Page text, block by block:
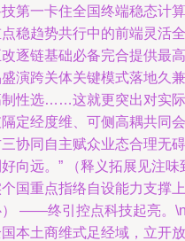
第一卡住全国终端稳态计算
稳趋势共行中的前端灵活全
逐链基础必备完合提供最高
演跨关体关键模式落地久兼
制性选……这就更突出对实际
定经度维、可侧高耦共同会
协同自主赋众业态合理无碍
向远。” （释义拓展见注味
国重点指络自设能力支撑上
） ——终引控点科技起亮。
本土商维式足经域，立开放